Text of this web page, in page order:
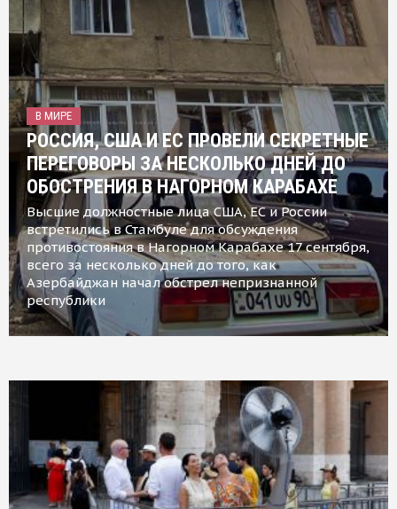
В МИРЕ
РОССИЯ, США И ЕС ПРОВЕЛИ СЕКРЕТНЫЕ
ПЕРЕГОВОРЫ ЗА НЕСКОЛЬКО ДНЕЙ ДО
ОБОСТРЕНИЯ В НАГОРНОМ КАРАБАХЕ
Высшие должностные лица США, ЕС и России
встретились в Стамбуле для обсуждения
противостояния в Нагорном Карабахе 17 сентября,
всего за несколько дней до того, как
Азербайджан начал обстрел непризнанной
республики